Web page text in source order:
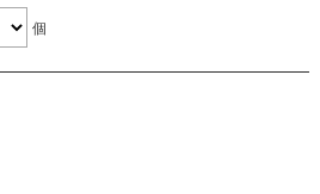
個